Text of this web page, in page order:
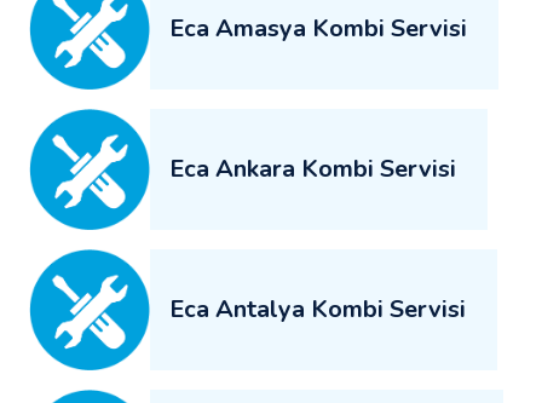
Eca Amasya Kombi Servisi
Eca Ankara Kombi Servisi
Eca Antalya Kombi Servisi